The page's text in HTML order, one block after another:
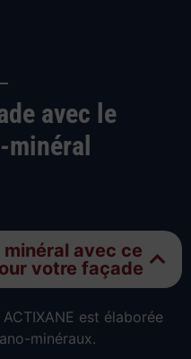
avec le
avec ce
votre façade
est élaborée
minéraux.